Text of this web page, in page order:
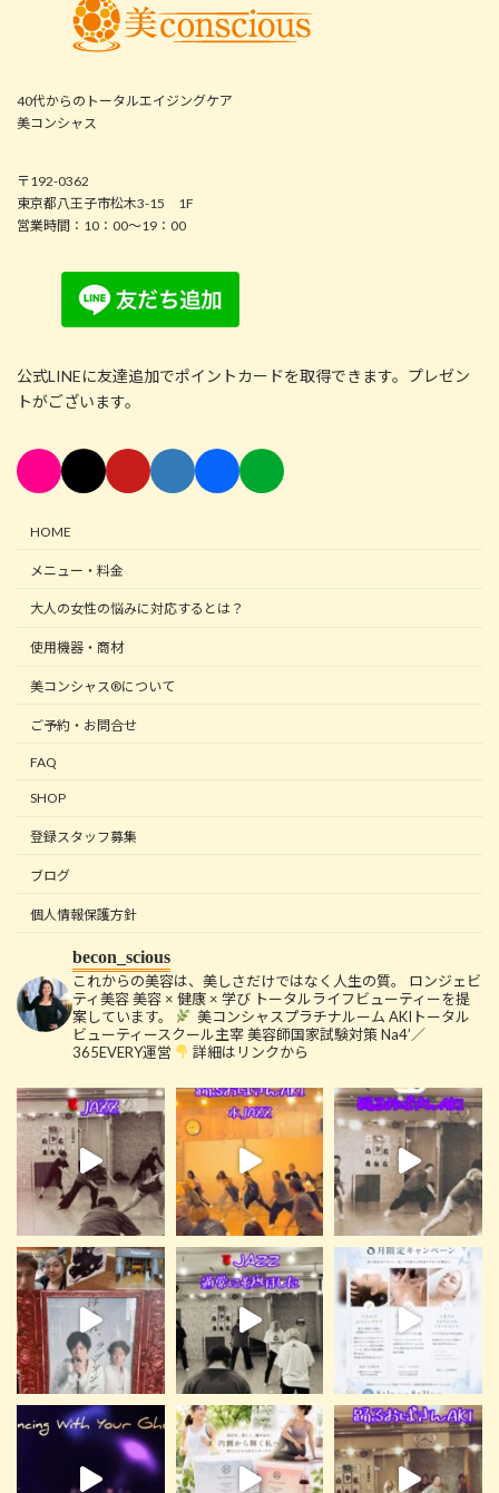
40代からのトータルエイジングケア
美コンシャス
〒192-0362
東京都八王子市松木3-15 1F
営業時間：10：00～19：00
公式LINEに友達追加でポイントカードを取得できます。プレゼン
トがございます。
HOME
メニュー・料金
大人の女性の悩みに対応するとは？
使用機器・商材
美コンシャス®について
ご予約・お問合せ
FAQ
SHOP
登録スタッフ募集
ブログ
個人情報保護方針
becon_scious
これからの美容は、美しさだけではなく人生の質。
ロンジェビ
ティ美容美容 × 健康 × 学び トータルライフビューティーを提
案しています。
美コンシャスプラチナルーム AKIトータル
ビューティースクール主宰美容師国家試験対策 Na4’／
365EVERY運営
詳細はリンクから